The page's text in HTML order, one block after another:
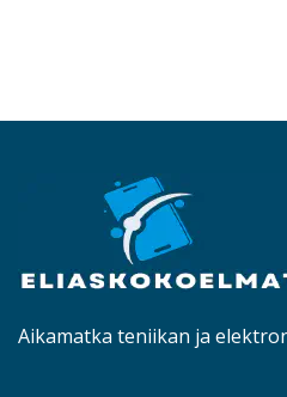
Aikamatka teniikan ja